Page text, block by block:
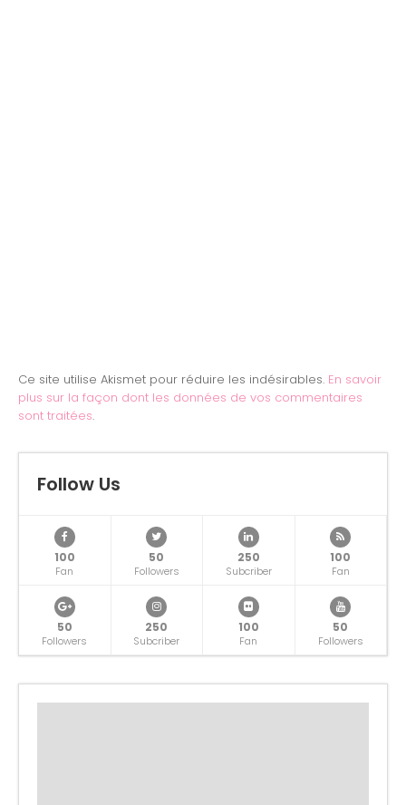
Ce site utilise Akismet pour réduire les indésirables. En savoir
plus sur la façon dont les données de vos commentaires
sont traitées.
Follow Us
100
Fan
50
Followers
250
Subcriber
100
Fan
50
Followers
250
Subcriber
100
Fan
50
Followers